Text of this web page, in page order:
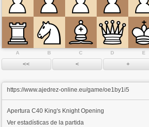
A B C D E
https://www.ajedrez-online.eu/game/oe1by1i5
AperturaC40 King's Knight Opening
Ver estadísticas de la partida